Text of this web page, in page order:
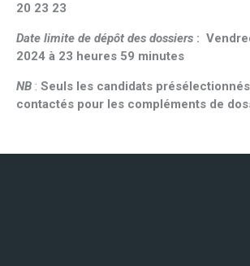
20 23 23
Date limite de dépôt des dossiers :
2024 à 23 heures 59 minutes
NB : Seuls les candidats
contactés pour les compléments de